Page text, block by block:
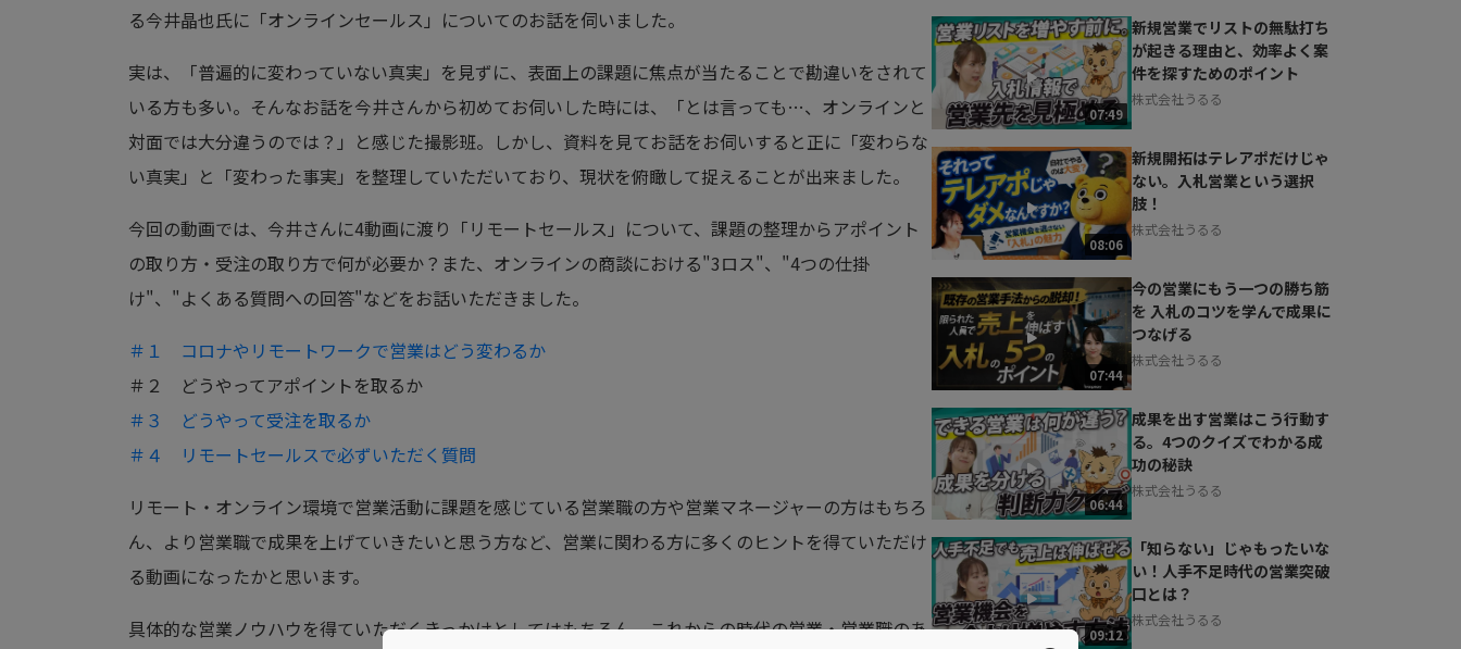
る今井晶也氏に「オンラインセールス」についてのお話を伺いました。
実は、「普遍的に変わっていない真実」を見ずに、表面上の課題に焦点が当たることで勘違いをされて
いる方も多い。そんなお話を今井さんから初めてお伺いした時には、「とは言っても…、オンラインと
対面では大分違うのでは？」と感じた撮影班。しかし、資料を見てお話をお伺いすると正に「変わらな
い真実」と「変わった事実」を整理していただいており、現状を俯瞰して捉えることが出来ました。
今回の動画では、今井さんに4動画に渡り「リモートセールス」について、課題の整理からアポイント
の取り方・受注の取り方で何が必要か？また、オンラインの商談における"3ロス"、"4つの仕掛
け"、"よくある質問への回答"などをお話いただきました。
＃１ コロナやリモートワークで営業はどう変わるか
＃２ どうやってアポイントを取るか
＃３ どうやって受注を取るか
＃４ リモートセールスで必ずいただく質問
リモート・オンライン環境で営業活動に課題を感じている営業職の方や営業マネージャーの方はもちろ
ん、より営業職で成果を上げていきたいと思う方など、営業に関わる方に多くのヒントを得ていただけ
る動画になったかと思います。
具体的な営業ノウハウを得ていただくきっかけとしてはもちろん、これからの時代の営業・営業職のあ
07:49
新規営業でリストの無駄打ち
が起きる理由と、効率よく案
件を探すためのポイント
株式会社うるる
08:06
新規開拓はテレアポだけじゃ
ない。入札営業という選択
肢！
株式会社うるる
07:44
今の営業にもう一つの勝ち筋
を 入札のコツを学んで成果に
つなげる
株式会社うるる
06:44
成果を出す営業はこう行動す
る。4つのクイズでわかる成
功の秘訣
株式会社うるる
09:12
「知らない」じゃもったいな
い！人手不足時代の営業突破
口とは？
株式会社うるる